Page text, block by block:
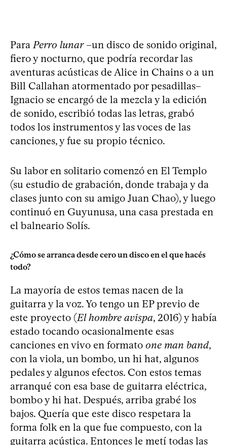
Para Perro lunar–un disco de sonido original,
fiero y nocturno, que podría recordar las
aventuras acústicas de Alice in Chains o a un
Bill Callahan atormentado por pesadillas–
Ignacio se encargó de la mezcla y la edición
de sonido, escribió todas las letras, grabó
todos los instrumentos y las voces de las
canciones, y fue su propio técnico.
Su labor en solitario comenzó en El Templo
(su estudio de grabación, donde trabaja y da
clases junto con su amigo Juan Chao), y luego
continuó en Guyunusa, una casa prestada en
el balneario Solís.
¿Cómo se arranca desde cero un disco en el que hacés
todo?
La mayoría de estos temas nacen de la
guitarra y la voz. Yo tengo un EP previo de
este proyecto (El hombre avispa, 2016) y había
estado tocando ocasionalmente esas
canciones en vivo en formato one man band,
con la viola, un bombo, un hi hat, algunos
pedales y algunos efectos. Con estos temas
arranqué con esa base de guitarra eléctrica,
bombo y hi hat. Después, arriba grabé los
bajos. Quería que este disco respetara la
forma folk en la que fue compuesto, con la
guitarra acústica. Entonces le metí todas las